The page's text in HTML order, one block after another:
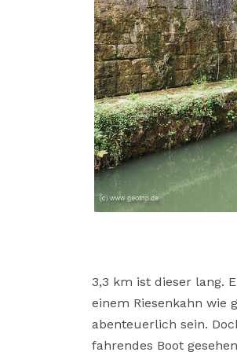
3,3 km ist dieser lang.
einem Riesenkahn wie
abenteuerlich sein.
fahrendes Boot